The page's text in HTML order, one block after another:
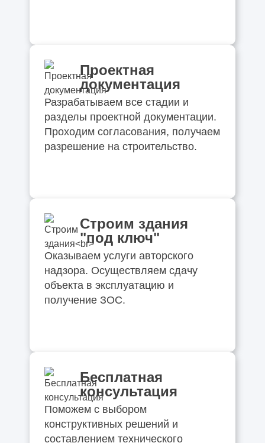
Проектная
документация
Разрабатываем все стадии и
разделы проектной документации.
Проходим согласования, получаем
разрешение на строительство.
Строим здания
"под ключ"
Оказываем услуги авторского
надзора. Осуществляем сдачу
объекта в эксплуатацию и
получение ЗОС.
Бесплатная
консультация
Поможем с выбором
конструктивных решений и
составлением технического